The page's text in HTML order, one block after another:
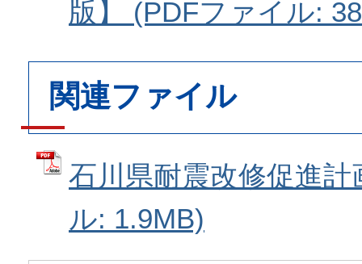
版】 (PDFファイル:
関連ファイル
石川県耐震改修促進
ル: 1.9MB)